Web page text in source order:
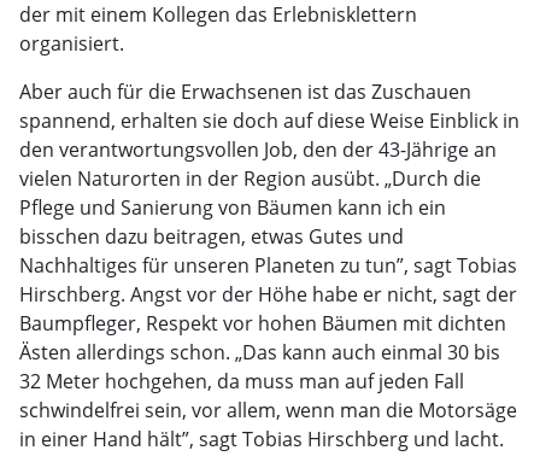
der mit einem Kollegen das Erlebnisklettern
organisiert.
Aber auch für die Erwachsenen ist das Zuschauen
spannend, erhalten sie doch auf diese Weise Einblick in
den verantwortungsvollen Job, den der 43-Jährige an
vielen Naturorten in der Region ausübt. „Durch die
Pflege und Sanierung von Bäumen kann ich ein
bisschen dazu beitragen, etwas Gutes und
Nachhaltiges für unseren Planeten zu tun”, sagt Tobias
Hirschberg. Angst vor der Höhe habe er nicht, sagt der
Baumpfleger, Respekt vor hohen Bäumen mit dichten
Ästen allerdings schon. „Das kann auch einmal 30 bis
32 Meter hochgehen, da muss man auf jeden Fall
schwindelfrei sein, vor allem, wenn man die Motorsäge
in einer Hand hält”, sagt Tobias Hirschberg und lacht.